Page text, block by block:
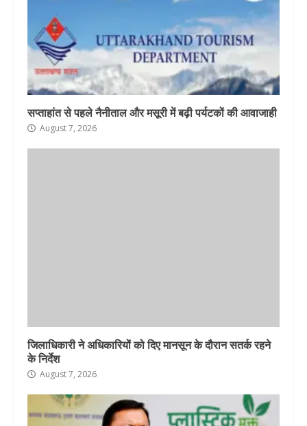
सप्ताहांत से पहले नैनीताल और मसूरी में बढ़ी पर्यटकों की आवाजाही
August 7, 2026
जिलाधिकारी ने अधिकारियों को दिए मानसून के दौरान सतर्क रहने
के निर्देश
August 7, 2026